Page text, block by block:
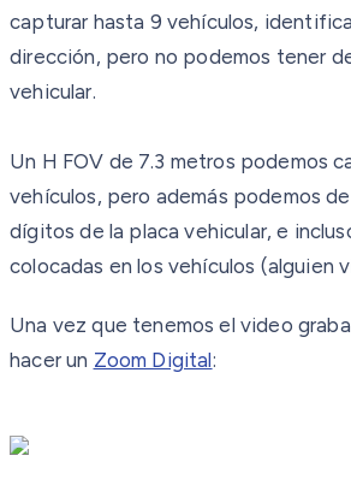
capturar hasta 9 vehículos,
dirección, pero no podemos tener
vehicular.
Un H FOV de 7.3 metros podemos
vehículos, pero además podemos
dígitos de la placa vehicular, e
colocadas en los vehículos (alguien
Una vez que tenemos el video
hacer un Zoom Digital: